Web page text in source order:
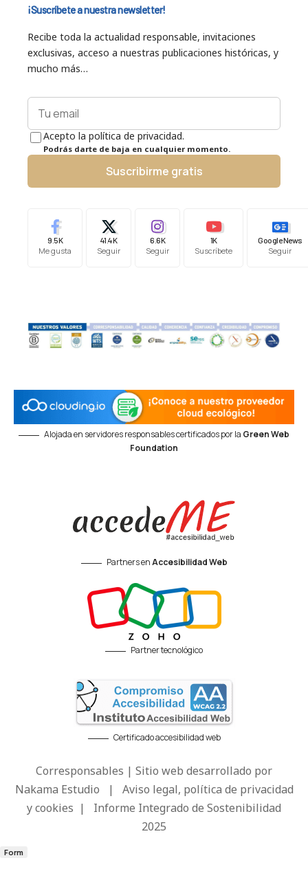
¡Suscríbete a nuestra newsletter!
Recibe toda la actualidad responsable, invitaciones
exclusivas, acceso a nuestras publicaciones históricas, y
mucho más…
Acepto la política de privacidad.
Podrás darte de baja en cualquier momento.
Suscribirme gratis
9.5K
Me gusta
41.4K
Seguir
6.6K
Seguir
1K
Suscríbete
Google News
Seguir
Alojada en servidores responsables certificados por la Green Web
Foundation
Partners enAccesibilidad Web
Partner tecnológico
Certificado accesibilidad web
Corresponsables | Sitio web desarrollado por
Nakama Estudio | Aviso legal, política de privacidad
y cookies | Informe Integrado de Sostenibilidad
2025
Form